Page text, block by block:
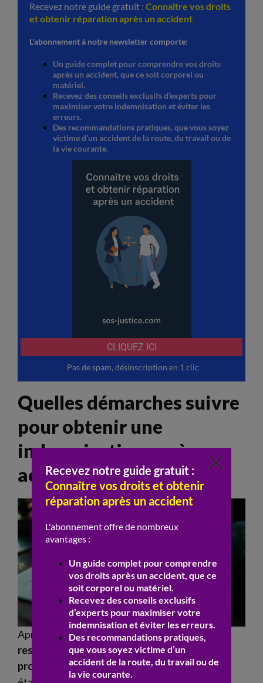
Quelles démarches suivre
pour obtenir une
indemnisation après un
accident médical ?
Après l’ expertiseet la reconnaissance de la
responsabilité, la victime peut engager une
procédure d’indemnisation. Si lafauteest